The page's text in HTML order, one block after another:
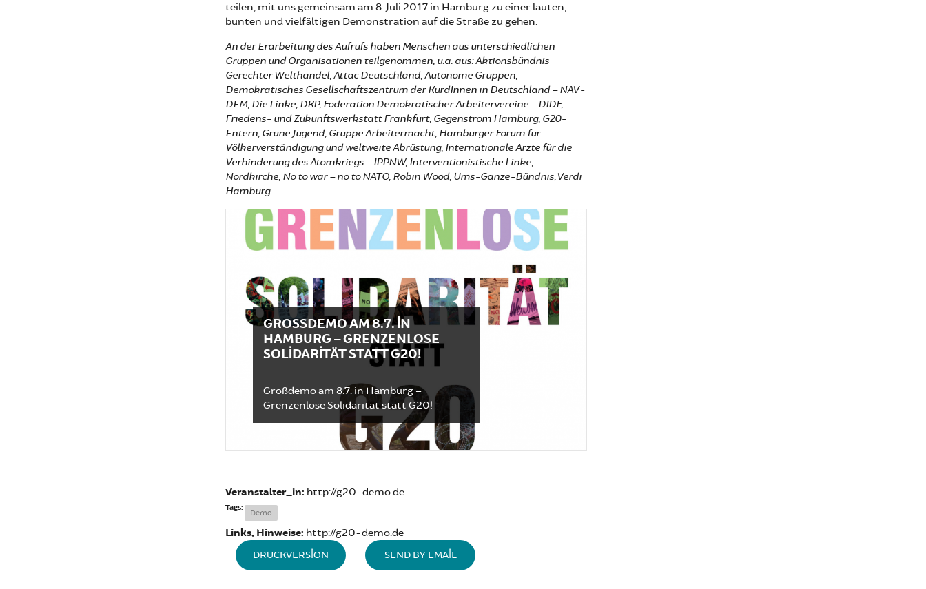
teilen, mit uns gemeinsam am 8. Juli 2017 in Hamburg zu einer lauten,
bunten und vielfältigen Demonstration auf die Straße zu gehen.
An der Erarbeitung des Aufrufs haben Menschen aus unterschiedlichen
Gruppen und Organisationen teilgenommen, u.a. aus: Aktionsbündnis
Gerechter Welthandel, Attac Deutschland, Autonome Gruppen,
Demokratisches Gesellschaftszentrum der KurdInnen in Deutschland – NAV-
DEM, Die Linke, DKP, Föderation Demokratischer Arbeitervereine – DIDF,
Friedens- und Zukunftswerkstatt Frankfurt, Gegenstrom Hamburg, G20-
Entern, Grüne Jugend, Gruppe Arbeitermacht, Hamburger Forum für
Völkerverständigung und weltweite Abrüstung, Internationale Ärzte für die
Verhinderung des Atomkriegs – IPPNW, Interventionistische Linke,
Nordkirche, No to war – no to NATO, Robin Wood, Ums-Ganze-Bündnis, Verdi
Hamburg.
GROSSDEMO AM 8.7. IN H
AMBURG – GRENZENLOSE S
OLIDARITÄT STATT G20!
Großdemo am 8.7. in Hamburg –
Grenzenlose Solidarität statt G20!
Veranstalter_in: http://g20-demo.de
Tags:
Demo
Links, Hinweise: http://g20-demo.de
DRUCKVERSION SEND BY EMAIL